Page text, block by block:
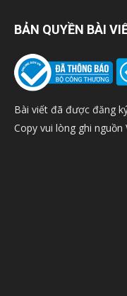
BẢN QUYỀN BÀI
Bài viết đã được đăng
Copy vui lòng ghi nguồn